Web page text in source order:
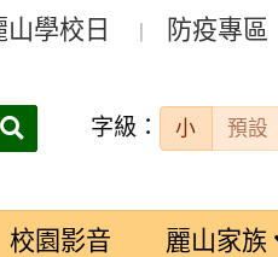
山學校日 防疫專區
搜
字級： 小 預設
校園影音 麗山家族